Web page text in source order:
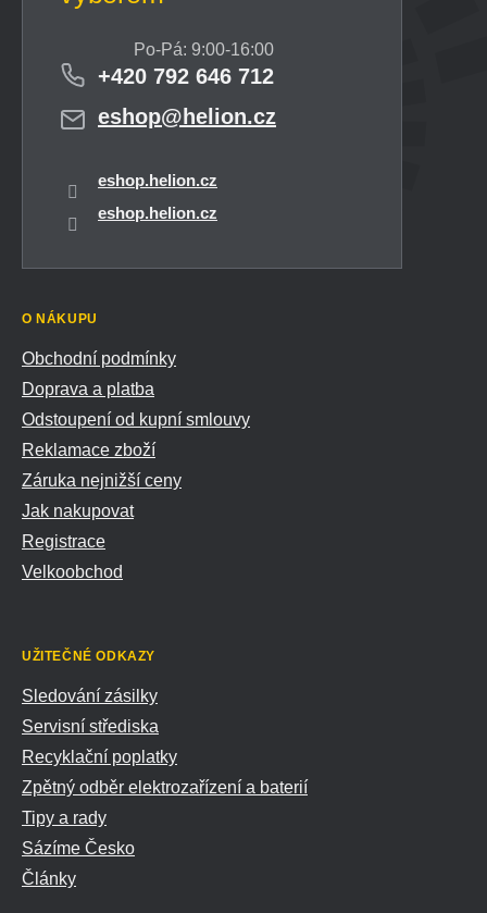
eshop@ helion.cz
+420 792 646 712
eshop.helion.cz
eshop.helion.cz
O NÁKUPU
Obchodní podmínky
Doprava a platba
Odstoupení od kupní smlouvy
Reklamace zboží
Záruka nejnižší ceny
Jak nakupovat
Registrace
Velkoobchod
UŽITEČNÉ ODKAZY
Sledování zásilky
Servisní střediska
Recyklační poplatky
Zpětný odběr elektrozařízení a baterií
Tipy a rady
Sázíme Česko
Články